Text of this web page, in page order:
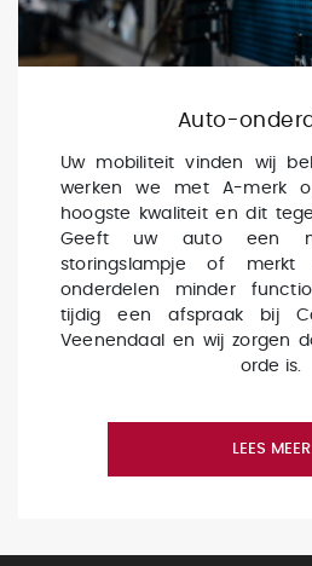
Auto-
Uw mobiliteit vinden wij
werken we met A-merk
hoogste kwaliteit en dit
Geeft uw auto een
storingslampje of
onderdelen minder
tijdig een afspraak bij
Veenendaal en wij zorgen
orde is.
LEES MEER